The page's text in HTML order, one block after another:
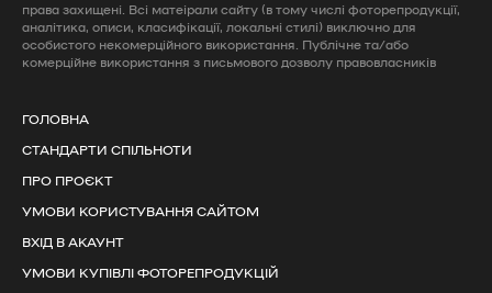
права захищені. Всі матеірали сайту (в тому числі фоторепродукції,
аналітика, описи, класифікації, локальні стилі) виключно для
особистого некомерційного використання. Публічне та/або
комерційне використання з письмового дозволу правовласників
ГОЛОВНА
СТАНДАРТИ СПІЛЬНОТИ
ПРО ПРОЄКТ
УМОВИ КОРИСТУВАННЯ САЙТОМ
ВХІД В АКАУНТ
УМОВИ КУПІВЛІ ФОТОРЕПРОДУКЦІЙ